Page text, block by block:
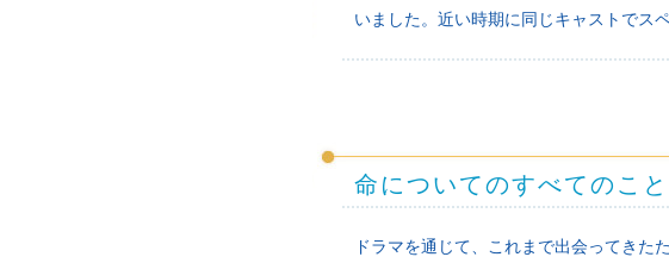
いました。近い時期に同じキャストでス
命についてのすべてのこと
ドラマを通じて、これまで出会ってきた